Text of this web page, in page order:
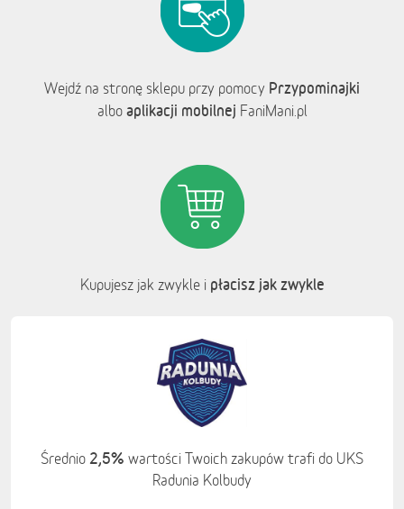
Wejdź na stronę sklepu przy pomocy Przypominajki
albo aplikacji mobilnej FaniMani.pl
Kupujesz jak zwykle i płacisz jak zwykle
Średnio 2,5% wartości Twoich zakupów trafi do UKS
Radunia Kolbudy